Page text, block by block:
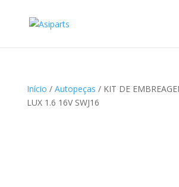
Início / Autopeças / KIT DE
LUX 1.6 16V SWJ16